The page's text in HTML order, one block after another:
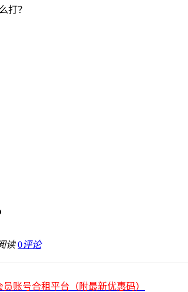
打？
读 0评论
账号合租平台（附最新优惠码）